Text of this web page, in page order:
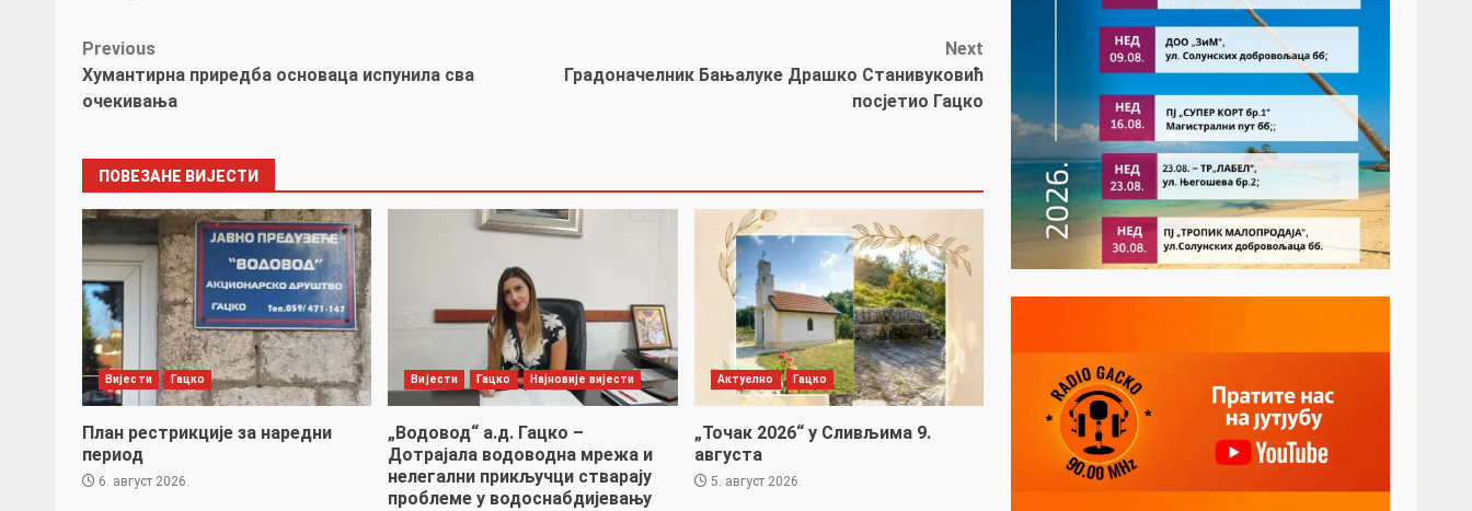
Post
navigation
Previous
Хумантирна приредба основаца испунила сва
очекивања
Next
Градоначелник Бањалуке Драшко Станивуковић
посјетио Гацко
ПОВЕЗАНЕ ВИЈЕСТИ
Вијести Гацко
План рестрикције за наредни
период
6. август 2026.
Вијести Гацко Најновије вијести
„Водовод“ а.д. Гацко –
Дотрајала водоводна мрежа и
нелегални прикључци стварају
проблеме у водоснабдијевању
Актуелно Гацко
„Точак 2026“ у Сливљима 9.
августа
5. август 2026.